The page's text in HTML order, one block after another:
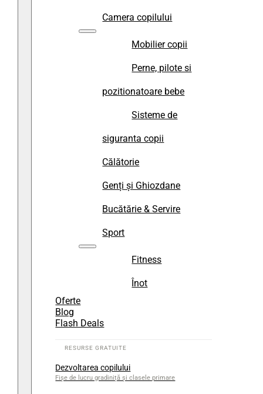
Camera copilului
Mobilier copii
Perne, pilote si
pozitionatoare bebe
Sisteme de
siguranta copii
Călătorie
Genți și Ghiozdane
Bucătărie & Servire
Sport
Fitness
Înot
Oferte
Blog
Flash Deals
Dezvoltarea copilului
Fișe de lucru gradiniță și clasele primare